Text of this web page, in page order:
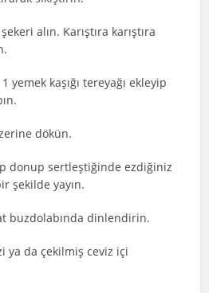
alın. Karıştıra karıştıra
yemek kaşığı tereyağı ekleyip
dökün.
donup sertleştiğinde ezdiğiniz
şekilde yayın.
buzdolabında dinlendirin.
ya da çekilmiş ceviz içi